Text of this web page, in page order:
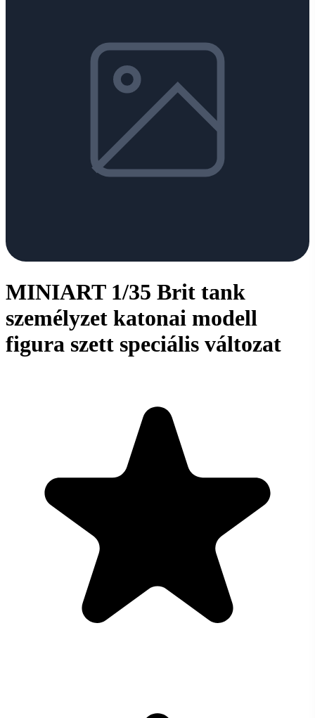
MINIART 1/35 Brit tank
személyzet katonai modell
figura szett speciális változat